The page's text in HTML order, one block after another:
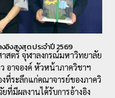
อิงสูงสุด ประจำปี 2569
สตร์ จุฬาลงกรณ์มหาวิทยาลัย
อาจองค์ หัวหน้าภาควิชาฯ
ที่ระลึกแก่คณาจารย์ของภาควิ
ที่มีผลงานได้รับการอ้างอิง